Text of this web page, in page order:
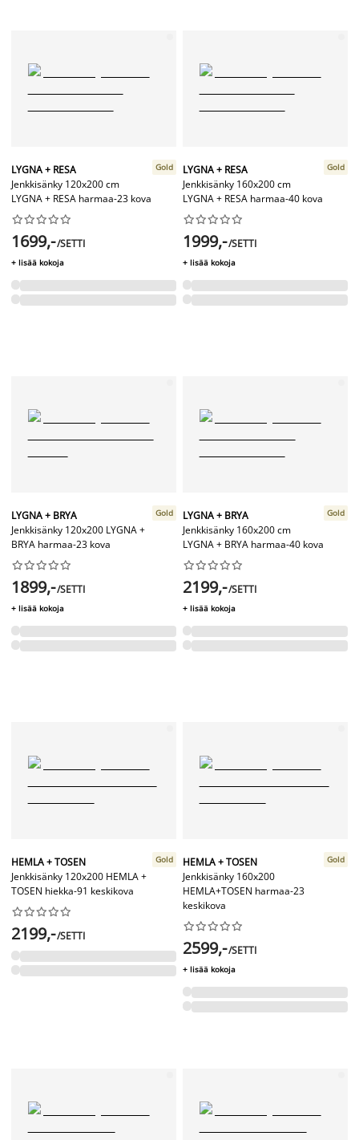
LYGNA + RESA
Jenkkisänky 120x200 cm
LYGNA + RESA harmaa-23 kova
Gold






1699,-/SETTI
+ lisää kokoja
LYGNA + RESA
Jenkkisänky 160x200 cm
LYGNA + RESA harmaa-40 kova
Gold






1999,-/SETTI
+ lisää kokoja
LYGNA + BRYA
Jenkkisänky 120x200 LYGNA +
BRYA harmaa-23 kova
Gold






1899,-/SETTI
+ lisää kokoja
LYGNA + BRYA
Jenkkisänky 160x200 cm
LYGNA + BRYA harmaa-40 kova
Gold






2199,-/SETTI
+ lisää kokoja
HEMLA + TOSEN
Jenkkisänky 120x200 HEMLA +
TOSEN hiekka-91 keskikova
Gold






2199,-/SETTI
HEMLA + TOSEN
Jenkkisänky 160x200
HEMLA+TOSEN harmaa-23
keskikova
Gold






2599,-/SETTI
+ lisää kokoja